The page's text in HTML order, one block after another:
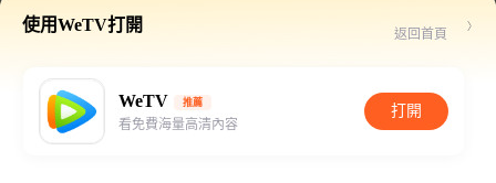
使用WeTV打開 返回首頁
WeTV 推薦
看免費海量高清內容
打開